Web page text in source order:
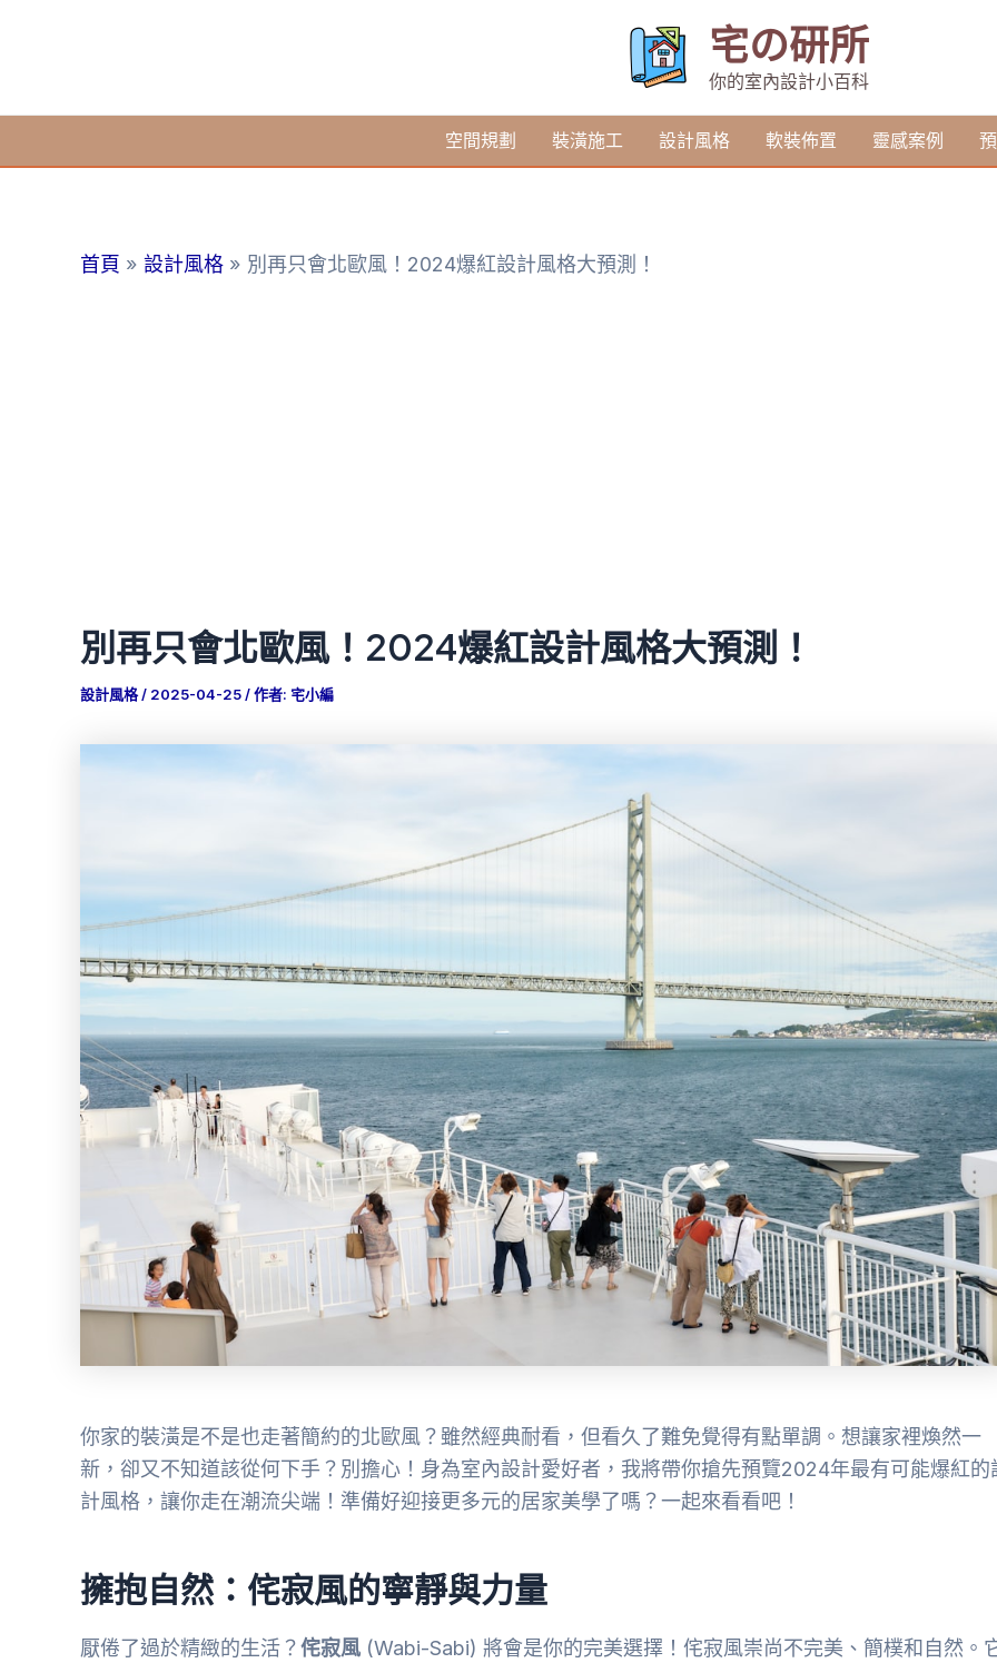
要
宅の研所
你的室內設計小百科
空間規劃 裝潢施工 設計風格 軟裝佈置 靈感案例
首頁 設計風格 別再只會北歐風！2024爆紅設計風格大預測！
別再只會北歐風！2024爆紅設計風格大預測！
設計風格/ 2025-04-25/ 作者: 宅小編
你家的裝潢是不是也走著簡約的北歐風？雖然經典耐看，但看久了難免覺得有點單調。想讓家裡煥然一
新，卻又不知道該從何下手？別擔心！身為室內設計愛好者，我將帶你搶先預覽2024年最有可能爆紅的
計風格，讓你走在潮流尖端！準備好迎接更多元的居家美學了嗎？一起來看看吧！
擁抱自然：侘寂風的寧靜與力量
厭倦了過於精緻的生活？侘寂風 (Wabi-Sabi) 將會是你的完美選擇！侘寂風崇尚不完美、簡樸和自然。